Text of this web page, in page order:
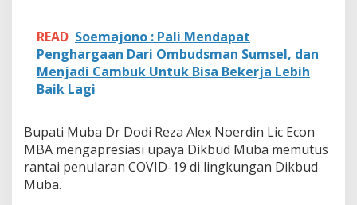
e
s
t
u
u
h
READ Soemajono : Pali Mendapat
Penghargaan Dari Ombudsman Sumsel, dan
Menjadi Cambuk Untuk Bisa Bekerja Lebih
Baik Lagi
Bupati Muba Dr Dodi Reza Alex Noerdin Lic Econ
MBA mengapresiasi upaya Dikbud Muba memutus
rantai penularan COVID-19 di lingkungan Dikbud
Muba.